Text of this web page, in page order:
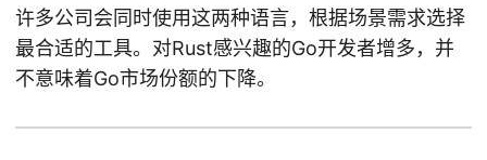
许多公司会同时使用这两种语言，根据场景需求选择
最合适的工具。对Rust感兴趣的Go开发者增多，并
不意味着Go市场份额的下降。